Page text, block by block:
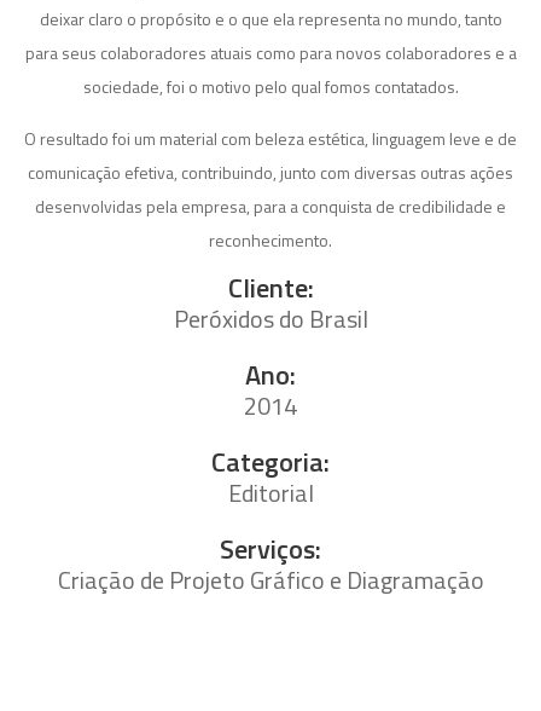
deixar claro o propósito e o que ela representa no mundo, tanto
para seus colaboradores atuais como para novos colaboradores e a
sociedade, foi o motivo pelo qual fomos contatados.
O resultado foi um material com beleza estética, linguagem leve e de
comunicação efetiva, contribuindo, junto com diversas outras ações
desenvolvidas pela empresa, para a conquista de credibilidade e
reconhecimento.
Cliente:
Peróxidos do Brasil
Ano:
2014
Categoria:
Editorial
Serviços:
Criação de Projeto Gráfico e Diagramação